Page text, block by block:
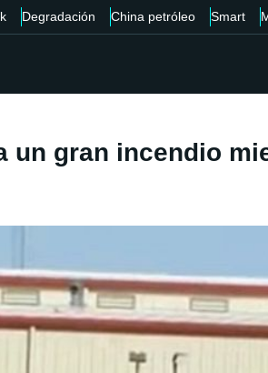
Degradación China petróleo Smart
gran incendio